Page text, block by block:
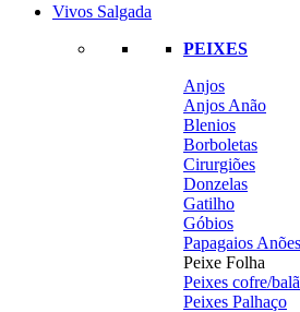
Vivos Salgada
PEIXES
Anjos
Anjos Anão
Blenios
Borboletas
Cirurgiões
Donzelas
Gatilho
Góbios
Papagaios Anões
Peixe Folha
Peixes cofre/
Peixes Palhaço